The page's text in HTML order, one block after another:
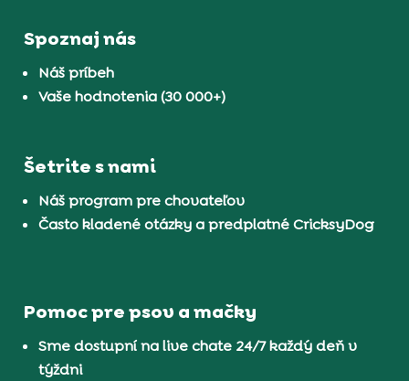
Spoznaj nás
Náš príbeh
Vaše hodnotenia (30 000+)
Šetrite s nami
Náš program pre chovateľov
Často kladené otázky a predplatné CricksyDog
Pomoc pre psov a mačky
Sme dostupní na live chate 24/7 každý deň v
týždni